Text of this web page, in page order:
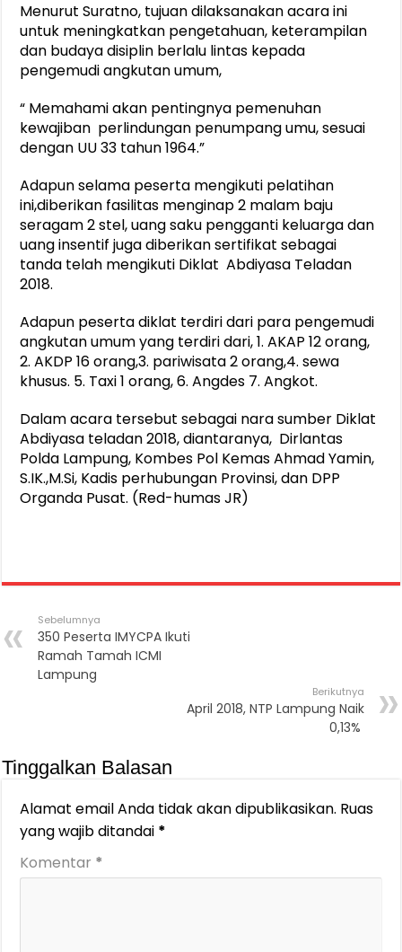
Menurut Suratno, tujuan dilaksanakan acara ini
untuk meningkatkan pengetahuan, keterampilan
dan budaya disiplin berlalu lintas kepada
pengemudi angkutan umum,
“ Memahami akan pentingnya pemenuhan
kewajiban perlindungan penumpang umu, sesuai
dengan UU 33 tahun 1964.”
Adapun selama peserta mengikuti pelatihan
ini,diberikan fasilitas menginap 2 malam baju
seragam 2 stel, uang saku pengganti keluarga dan
uang insentif juga diberikan sertifikat sebagai
tanda telah mengikuti Diklat Abdiyasa Teladan
2018.
Adapun peserta diklat terdiri dari para pengemudi
angkutan umum yang terdiri dari, 1. AKAP 12 orang,
2. AKDP 16 orang,3. pariwisata 2 orang,4. sewa
khusus. 5. Taxi 1 orang, 6. Angdes 7. Angkot.
Dalam acara tersebut sebagai nara sumber Diklat
Abdiyasa teladan 2018, diantaranya, Dirlantas
Polda Lampung, Kombes Pol Kemas Ahmad Yamin,
S.IK.,M.Si, Kadis perhubungan Provinsi, dan DPP
Organda Pusat. (Red-humas JR)
Sebelumnya
350 Peserta IMYCPA Ikuti
Ramah Tamah ICMI
Lampung
Berikutnya
April 2018, NTP Lampung Naik
0,13%
Tinggalkan Balasan
Alamat email Anda tidak akan dipublikasikan. Ruas
yang wajib ditandai *
Komentar *